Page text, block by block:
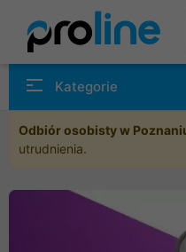
Kategorie
Odbiór osobisty w
utrudnienia.